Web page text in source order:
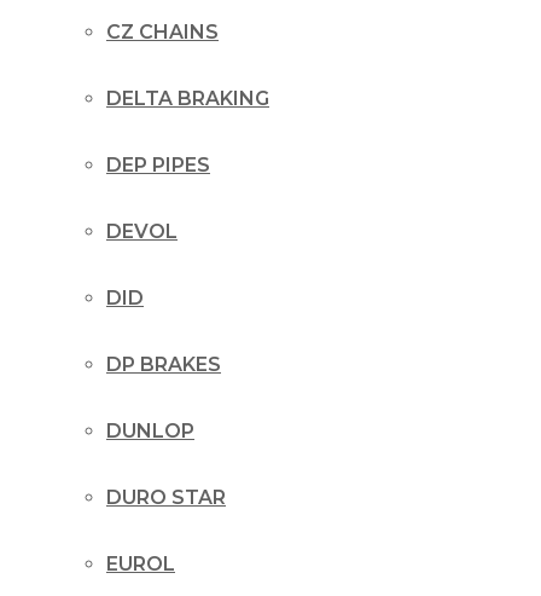
CZ CHAINS
DELTA BRAKING
DEP PIPES
DEVOL
DID
DP BRAKES
DUNLOP
DURO STAR
EUROL